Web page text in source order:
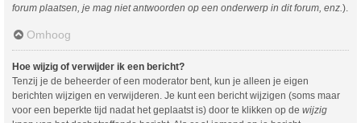
forum plaatsen, je mag niet antwoorden op een onderwerp in dit forum, enz. ).
Omhoog
Hoe wijzig of verwijder ik een bericht?
Tenzij je de beheerder of een moderator bent, kun je alleen je eigen
berichten wijzigen en verwijderen. Je kunt een bericht wijzigen (soms maar
voor een beperkte tijd nadat het geplaatst is) door te klikken op de wijzig